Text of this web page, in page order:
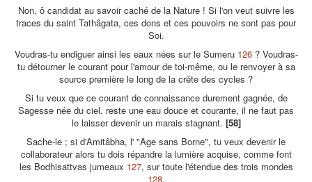
Non, ô candidat au savoir caché de la Nature ! Si l'on veut suivre les
traces du saint Tathâgata, ces dons et ces pouvoirs ne sont pas pour
Soi.
Voudras-tu endiguer ainsi les eaux nées sur le Sumeru 126? Voudras-
tu détourner le courant pour l'amour de toi-même, ou le renvoyer à sa
source première le long de la crête des cycles ?
Si tu veux que ce courant de connaissance durement gagnée, de
Sagesse née du ciel, reste une eau douce et courante, il ne faut pas
le laisser devenir un marais stagnant. [58]
Sache-le ; si d'Amitâbha, l' "Age sans Borne", tu veux devenir le
collaborateur alors tu dois répandre la lumière acquise, comme font
les Bodhisattvas jumeaux 127, sur toute l'étendue des trois mondes
128.